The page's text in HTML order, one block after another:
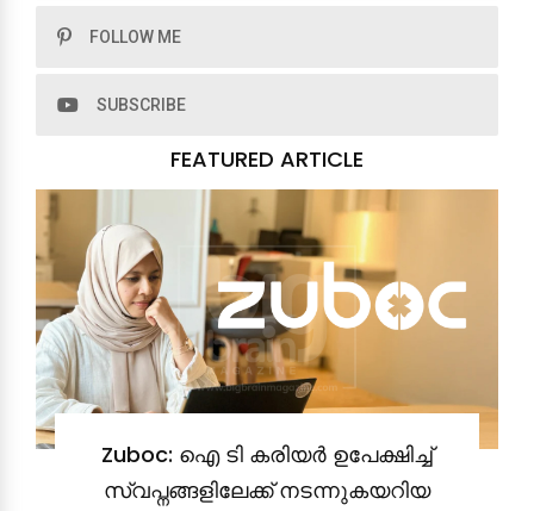
FOLLOW ME
SUBSCRIBE
FEATURED ARTICLE
Zuboc: ഐ ടി കരിയർ ഉപേക്ഷിച്ച്
സ്വപ്നങ്ങളിലേക്ക് നടന്നുകയറിയ